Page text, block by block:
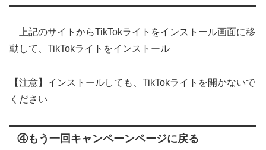
上記のサイトからTikTokライトをインストール画面に移
動して、TikTokライトをインストール
【注意】インストールしても、TikTokライトを開かないで
ください
④もう一回キャンペーンページに戻る